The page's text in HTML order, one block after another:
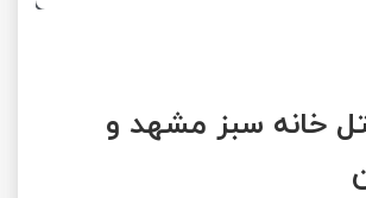
خانه سبز مشهد و